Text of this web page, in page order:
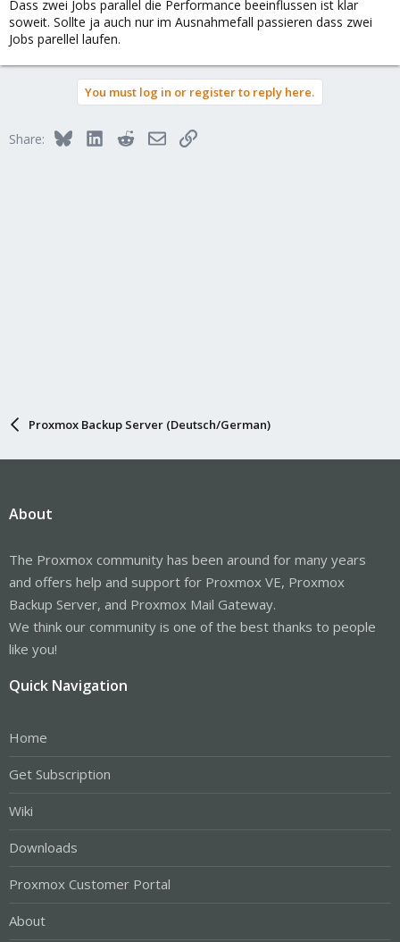
Dass zwei Jobs parallel die Performance beeinflussen ist klar
soweit. Sollte ja auch nur im Ausnahmefall passieren dass zwei
Jobs parellel laufen.
You must log in or register to reply here.
Share: BlueskyLinkedInRedditEmailLink
Proxmox Backup Server (Deutsch/German)
About
The Proxmox community has been around for many years
and offers help and support for Proxmox VE, Proxmox
Backup Server, and Proxmox Mail Gateway.
We think our community is one of the best thanks to people
like you!
Quick Navigation
Home
Get Subscription
Wiki
Downloads
Proxmox Customer Portal
About